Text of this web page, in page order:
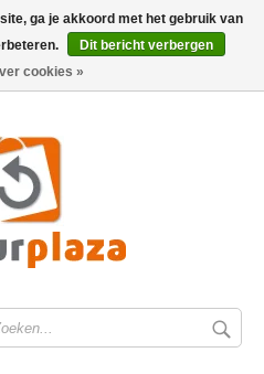
ga je akkoord met het gebruik van
Dit bericht verbergen
cookies »